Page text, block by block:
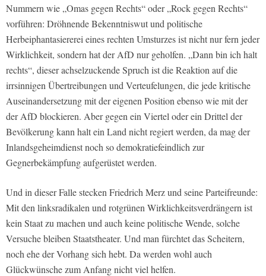
Nummern wie „Omas gegen Rechts“ oder „Rock gegen Rechts“
vorführen: Dröhnende Bekenntniswut und politische
Herbeiphantasiererei eines rechten Umsturzes ist nicht nur fern jeder
Wirklichkeit, sondern hat der AfD nur geholfen. „Dann bin ich halt
rechts“, dieser achselzuckende Spruch ist die Reaktion auf die
irrsinnigen Übertreibungen und Verteufelungen, die jede kritische
Auseinandersetzung mit der eigenen Position ebenso wie mit der
der AfD blockieren. Aber gegen ein Viertel oder ein Drittel der
Bevölkerung kann halt ein Land nicht regiert werden, da mag der
Inlandsgeheimdienst noch so demokratiefeindlich zur
Gegnerbekämpfung aufgerüstet werden.
Und in dieser Falle stecken Friedrich Merz und seine Parteifreunde:
Mit den linksradikalen und rotgrünen Wirklichkeitsverdrängern ist
kein Staat zu machen und auch keine politische Wende, solche
Versuche bleiben Staatstheater. Und man fürchtet das Scheitern,
noch ehe der Vorhang sich hebt. Da werden wohl auch
Glückwünsche zum Anfang nicht viel helfen.